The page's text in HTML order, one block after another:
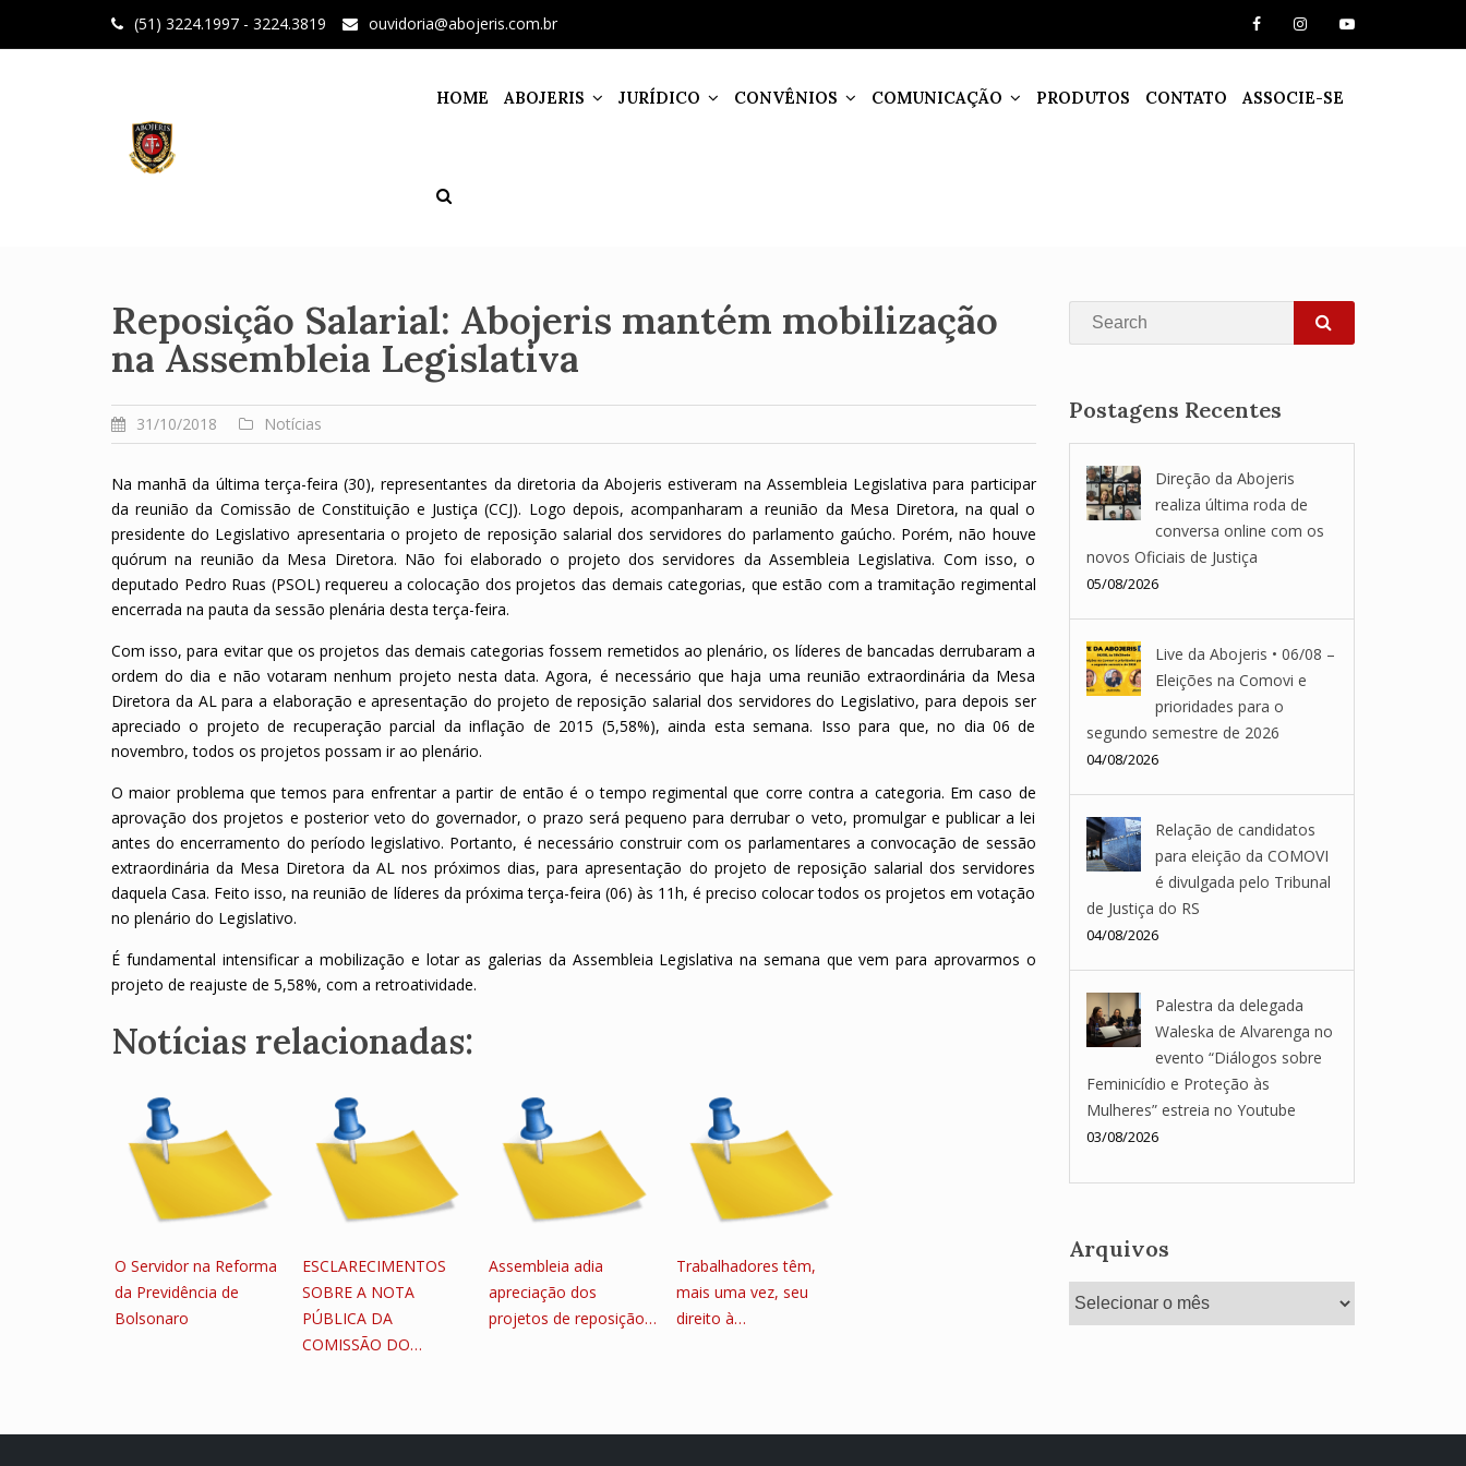
(51) 3224.1997 - 3224.3819 ouvidoria@abojeris.com.br
HOME ABOJERIS JURÍDICO CONVÊNIOS COMUNICAÇÃO PRODUTOS CONTATO ASSOCIE-SE
Reposição Salarial: Abojeris mantém mobilização
na Assembleia Legislativa
31/10/2018 Notícias
Na manhã da última terça-feira (30), representantes da diretoria da Abojeris estiveram na Assembleia Legislativa para participar
da reunião da Comissão de Constituição e Justiça (CCJ). Logo depois, acompanharam a reunião da Mesa Diretora, na qual o
presidente do Legislativo apresentaria o projeto de reposição salarial dos servidores do parlamento gaúcho. Porém, não houve
quórum na reunião da Mesa Diretora. Não foi elaborado o projeto dos servidores da Assembleia Legislativa. Com isso, o
deputado Pedro Ruas (PSOL) requereu a colocação dos projetos das demais categorias, que estão com a tramitação regimental
encerrada na pauta da sessão plenária desta terça-feira.
Com isso, para evitar que os projetos das demais categorias fossem remetidos ao plenário, os líderes de bancadas derrubaram a
ordem do dia e não votaram nenhum projeto nesta data. Agora, é necessário que haja uma reunião extraordinária da Mesa
Diretora da AL para a elaboração e apresentação do projeto de reposição salarial dos servidores do Legislativo, para depois ser
apreciado o projeto de recuperação parcial da inflação de 2015 (5,58%), ainda esta semana. Isso para que, no dia 06 de
novembro, todos os projetos possam ir ao plenário.
O maior problema que temos para enfrentar a partir de então é o tempo regimental que corre contra a categoria. Em caso de
aprovação dos projetos e posterior veto do governador, o prazo será pequeno para derrubar o veto, promulgar e publicar a lei
antes do encerramento do período legislativo. Portanto, é necessário construir com os parlamentares a convocação de sessão
extraordinária da Mesa Diretora da AL nos próximos dias, para apresentação do projeto de reposição salarial dos servidores
daquela Casa. Feito isso, na reunião de líderes da próxima terça-feira (06) às 11h, é preciso colocar todos os projetos em votação
no plenário do Legislativo.
É fundamental intensificar a mobilização e lotar as galerias da Assembleia Legislativa na semana que vem para aprovarmos o
projeto de reajuste de 5,58%, com a retroatividade.
Notícias relacionadas:
O Servidor na Reforma
da Previdência de
Bolsonaro
ESCLARECIMENTOS
SOBRE A NOTA
PÚBLICA DA
COMISSÃO DO…
Assembleia adia
apreciação dos
projetos de reposição…
Trabalhadores têm,
mais uma vez, seu
direito à…
Search
SEARCH
Postagens Recentes
Direção da Abojeris
realiza última roda de
conversa online com os
novos Oficiais de Justiça
05/08/2026
Live da Abojeris • 06/08 –
Eleições na Comovi e
prioridades para o
segundo semestre de 2026
04/08/2026
Relação de candidatos
para eleição da COMOVI
é divulgada pelo Tribunal
de Justiça do RS
04/08/2026
Palestra da delegada
Waleska de Alvarenga no
evento “Diálogos sobre
Feminicídio e Proteção às
Mulheres” estreia no Youtube
03/08/2026
Arquivos
Arquivos